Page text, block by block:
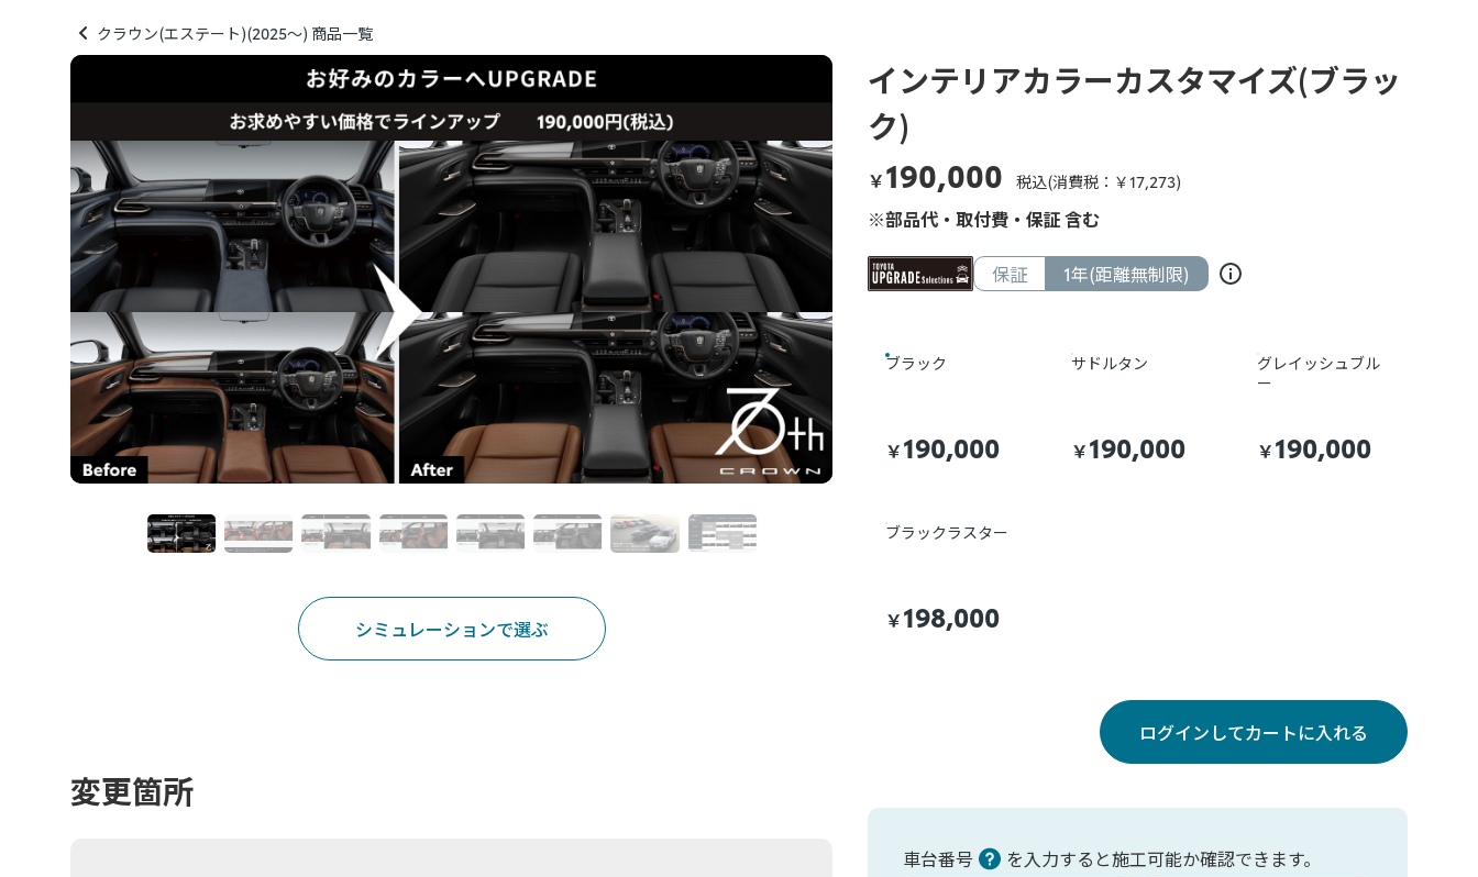
クラウン(エステート)(2025～) 商品一覧
インテリアカラーカスタマイズ(ブラッ
ク)
￥190,000 税込(消費税：￥17,273)
※部品代・取付費・保証 含む
保証 1年(距離無制限)
ブラック
￥190,000
サドルタン
￥190,000
グレイッシュブル
ー
￥190,000
ブラックラスター
￥198,000
ログインしてカートに入れる
車台番号 を入力すると施工可能か確認できます。
シミュレーションで選ぶ
変更箇所